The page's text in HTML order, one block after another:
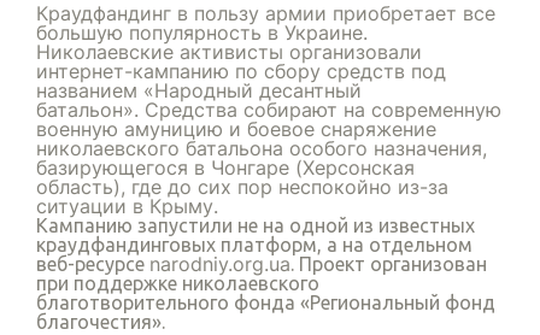
Краудфандинг в пользу армии приобретает все
большую популярность в Украине.
Николаевские активисты организовали
интернет-кампанию по сбору средств под
названием «Народный десантный
батальон». Средства собирают на современную
военную амуницию и боевое снаряжение
николаевского батальона особого назначения,
базирующегося в Чонгаре (Херсонская
область), где до сих пор неспокойно из-за
ситуации в Крыму.
Кампанию запустили не на одной из известных
краудфандинговых платформ, а на отдельном
веб-ресурсе narodniy.org.ua. Проект организован
при поддержке николаевского
благотворительного фонда «Региональный фонд
благочестия».